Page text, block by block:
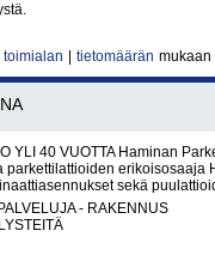
toimialan tietomäärän mukaan
YLI 40 VUOTTA Haminan
parkettilattioiden erikoisosaaja
sekä
- RAKENNUS